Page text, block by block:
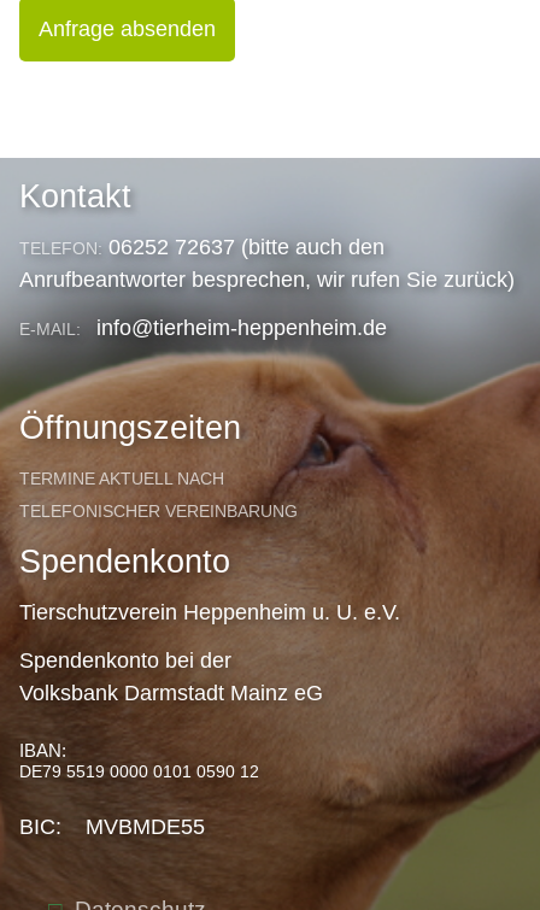
Anfrage absenden
Kontakt
TELEFON: 06252 72637 (bitte auch den
Anrufbeantworter besprechen, wir rufen Sie zurück)
E-MAIL: info@tierheim-heppenheim.de
Öffnungszeiten
TERMINE AKTUELL NACH
TELEFONISCHER VEREINBARUNG
Spendenkonto
Tierschutzverein Heppenheim u. U. e.V.
Spendenkonto bei der
Volksbank Darmstadt Mainz eG
IBAN:
DE79 5519 0000 0101 0590 12
BIC: MVBMDE55